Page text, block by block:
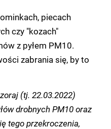
piecach
czy "kozach"
z pyłem PM10.
zabrania się, by to
(tj. 22.03.2022)
drobnych PM10 oraz
tego przekroczenia,